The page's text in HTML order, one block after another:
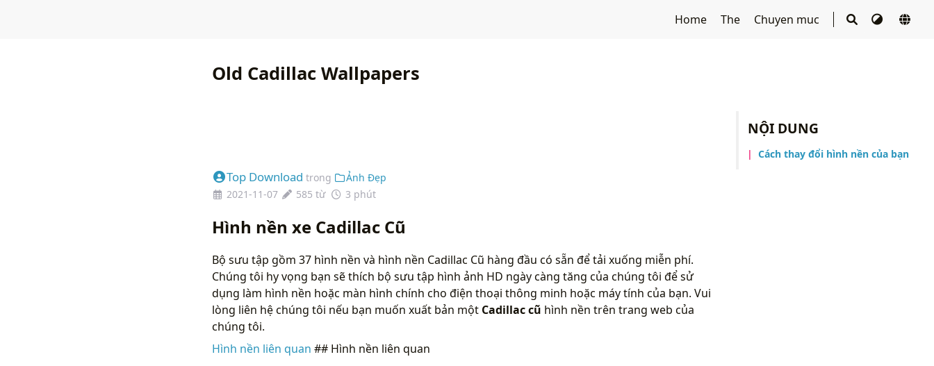
Home The Chuyen muc
NỘI DUNG
Cách thay đổi hình nền của bạn
Old Cadillac Wallpapers
Top Download trong
Ảnh Đẹp
2021-11-07
585 từ 3 phút
Hình nền xe Cadillac Cũ
Bộ sưu tập gồm 37 hình nền và hình nền Cadillac Cũ hàng đầu có sẵn để tải xuống miễn phí.
Chúng tôi hy vọng bạn sẽ thích bộ sưu tập hình ảnh HD ngày càng tăng của chúng tôi để sử
dụng làm hình nền hoặc màn hình chính cho điện thoại thông minh hoặc máy tính của bạn. Vui
lòng liên hệ chúng tôi nếu bạn muốn xuất bản một Cadillac cũ hình nền trên trang web của
chúng tôi.
Hình nền liên quan ## Hình nền liên quan